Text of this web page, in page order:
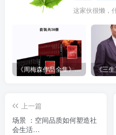
这家伙很懒，
《周梅森作品全集》[共30册]
上一篇
场景 ：空间品质如何塑造社
会生活